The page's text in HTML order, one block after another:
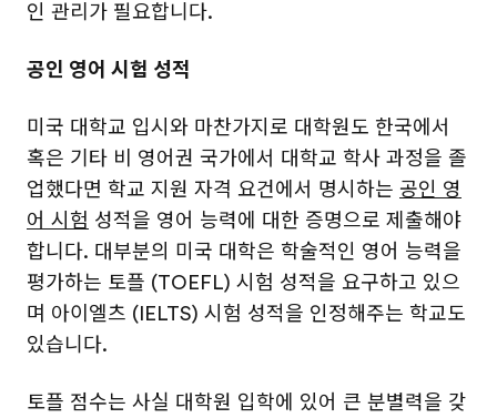
인 관리가 필요합니다.
공인 영어 시험 성적
미국 대학교 입시와 마찬가지로 대학원도 한국에서
혹은 기타 비 영어권 국가에서 대학교 학사 과정을 졸
업했다면 학교 지원 자격 요건에서 명시하는 공인 영
어 시험 성적을 영어 능력에 대한 증명으로 제출해야
합니다. 대부분의 미국 대학은 학술적인 영어 능력을
평가하는 토플 (TOEFL) 시험 성적을 요구하고 있으
며 아이엘츠 (IELTS) 시험 성적을 인정해주는 학교도
있습니다.
토플 점수는 사실 대학원 입학에 있어 큰 분별력을 갖